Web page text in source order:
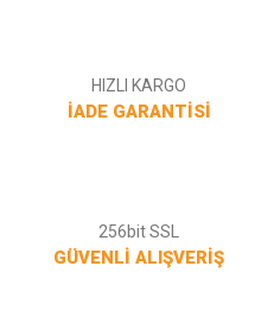
HIZLI KARGO
İADE GARANTİSİ
256bit SSL
GÜVENLİ ALIŞVERİŞ